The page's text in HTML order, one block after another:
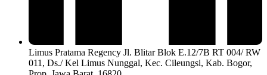
Limus Pratama Regency Jl. Blitar Blok E.12/7B RT 004/ RW
011, Ds./ Kel Limus Nunggal, Kec. Cileungsi, Kab. Bogor,